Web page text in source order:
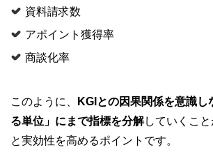
資料請求数
アポイント獲得率
商談化率
このように、
KGIとの因果関係を意識し
る単位」にまで指標を分解していくこ
と実効性を高めるポイントです。